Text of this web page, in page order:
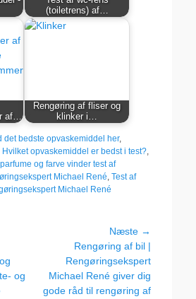
(toiletrens) af…
af…
Rengøring af fliser og
klinker i…
det bedste opvaskemiddel her,
Hvilket opvaskemiddel er bedst i test?,
og farve vinder test af
Michael René, Test af
Michael René
og
Næste →
indlæg:
Rengøring af bil |
Rengøringsekspert
Michael René giver dig
gode råd til rengøring af